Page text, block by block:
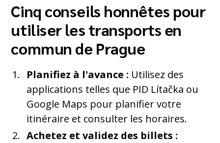
Cinq conseils honnêtes pour
utiliser les transports en
commun de Prague
Planifiez à l'avance : Utilisez des
applications telles que PID Lítačka ou
Google Maps pour planifier votre
itinéraire et consulter les horaires.
Achetez et validez des billets :